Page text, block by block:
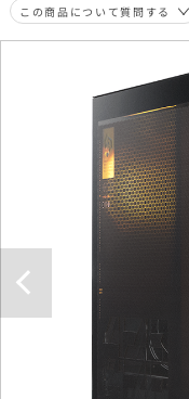
この商品について質問する